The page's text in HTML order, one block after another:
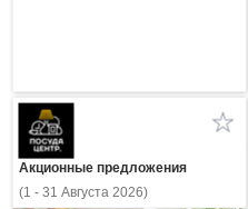
Акционные предложения
(1 - 31 Августа 2026)